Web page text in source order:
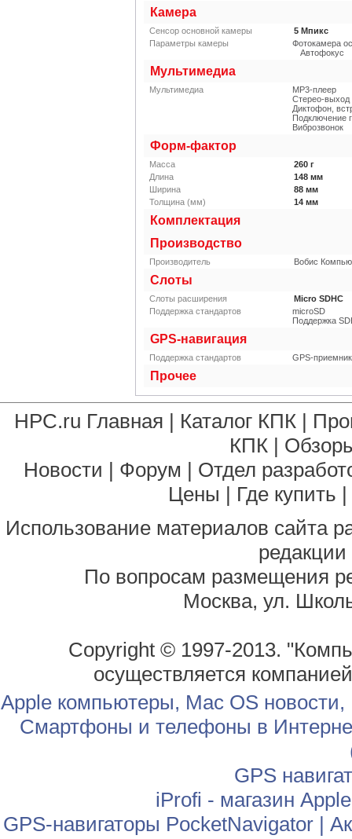
Камера
Сенсор основной камеры 5 Мпикс
Параметры камеры
Фотокамера
Автофокус
Мультимедиа
Мультимедиа
MP3-плеер
Стерео-выход
Диктофон,
Подключение
Виброзвонок
Форм-фактор
Масса 260 г
Длина
148 мм
Ширина
88 мм
Толщина (мм)
14 мм
Комплектация
Производство
Производитель Вобис
Слоты
Слоты расширения
Micro SDHC
Поддержка стандартов
microSD
Поддержка
GPS-навигация
Поддержка стандартов GPS-приемник
Прочее
HPC.ru Главная | Каталог КПК |
КПК |
Новости | Форум | Отдел
Цены | Где купить |
Использование материалов сайта
По вопросам размещения
Москва, ул.
Copyright © 1997-2013.
осуществляется
Apple компьютеры, Mac OS
Смартфоны и телефоны в
GPS
iProfi - магазин
GPS-навигаторы PocketNavigator|